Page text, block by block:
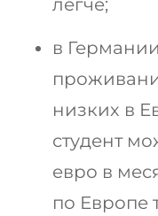
легче;
в
низких в
студент
евро в
по Европе